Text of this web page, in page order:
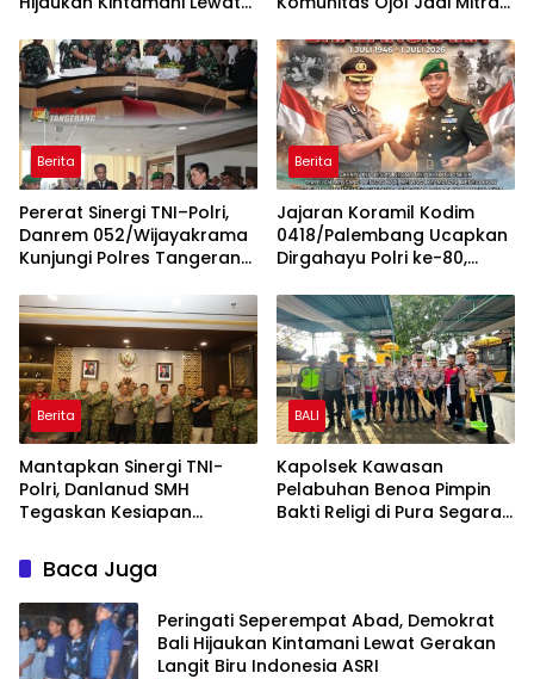
Indonesia ASRI
Kota
Berita
Pererat Sinergi TNI–Polri,
Danrem 052/Wijayakrama
Kunjungi Polres Tangerang
Berita
Jajaran Koramil Kodim
0418/Palembang Ucapkan
Dirgahayu Polri ke-80,
Berita
Mantapkan Sinergi TNI-
Polri, Danlanud SMH
Tegaskan Kesiapan
Sumsel
BALI
Kapolsek Kawasan
Pelabuhan Benoa Pimpin
Bakti Religi di Pura Segara,
Baca Juga
Peringati Seperempat Abad, Demokrat
Bali Hijaukan Kintamani Lewat Gerakan
Langit Biru Indonesia ASRI